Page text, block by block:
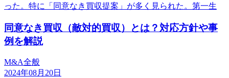
った。特に「同意なき買収提案」が多く見られた。第一生
同意なき買収（敵対的買収）とは？対応方針や事
例を解説
M&A全般
2024年08月20日